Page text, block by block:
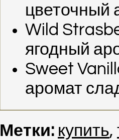
цветочный
Wild
ягодный
Sweet
аромат
Метки: купить,